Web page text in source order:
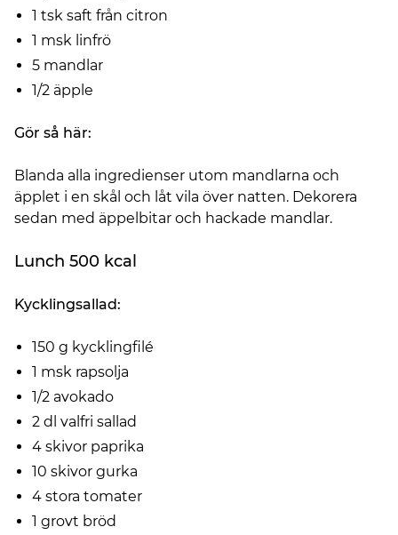
1 tsk saft från citron
1 msk linfrö
5 mandlar
1/2 äpple
Gör så här:
Blanda alla ingredienser utom mandlarna och
äpplet i en skål och låt vila över natten. Dekorera
sedan med äppelbitar och hackade mandlar.
Lunch 500 kcal
Kycklingsallad:
150 g kycklingfilé
1 msk rapsolja
1/2 avokado
2 dl valfri sallad
4 skivor paprika
10 skivor gurka
4 stora tomater
1 grovt bröd